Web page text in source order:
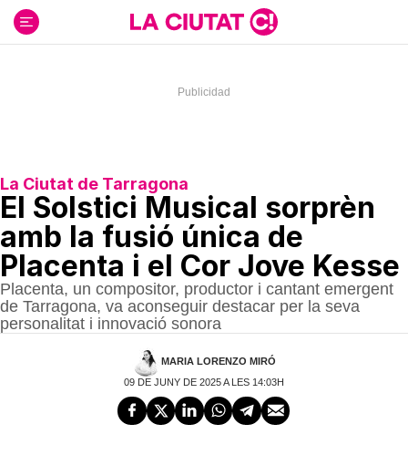
contenido
La Ciutat de Tarragona
El Solstici Musical sorprèn
amb la fusió única de
Placenta i el Cor Jove Kesse
Placenta, un compositor, productor i cantant emergent
de Tarragona, va aconseguir destacar per la seva
personalitat i innovació sonora
MARIA LORENZO MIRÓ
09 DE JUNY DE 2025 A LES 14:03H